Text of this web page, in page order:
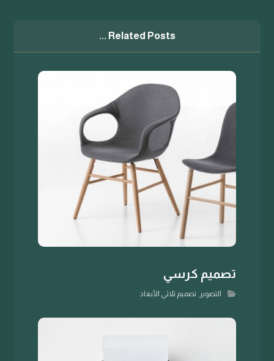
Related Posts ...
تصميم كرسي
التصوير تصميم ثلاثي الأبعاد